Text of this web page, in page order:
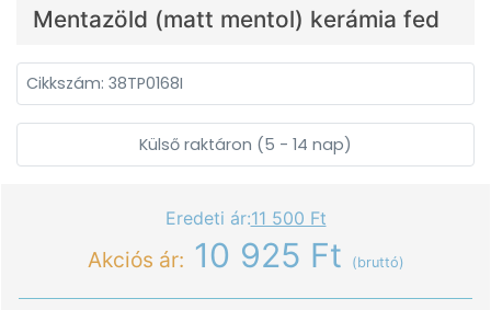
Mentazöld (matt mentol) kerámia fed
Cikkszám: 38TP0168I
Külső raktáron (5 - 14 nap)
Eredeti ár:11 500 Ft
Akciós ár: 10 925 Ft (bruttó)